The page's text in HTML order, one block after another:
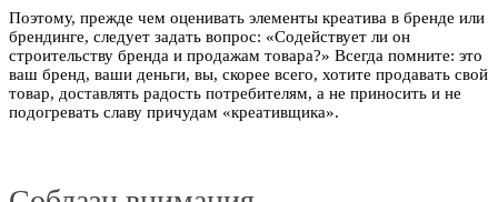
Поэтому, прежде чем оценивать элементы креатива в бренде или
брендинге, следует задать вопрос: «Содействует ли он
строительству бренда и продажам товара?» Всегда помните: это
ваш бренд, ваши деньги, вы, скорее всего, хотите продавать свой
товар, доставлять радость потребителям, а не приносить и не
подогревать славу причудам «креативщика».